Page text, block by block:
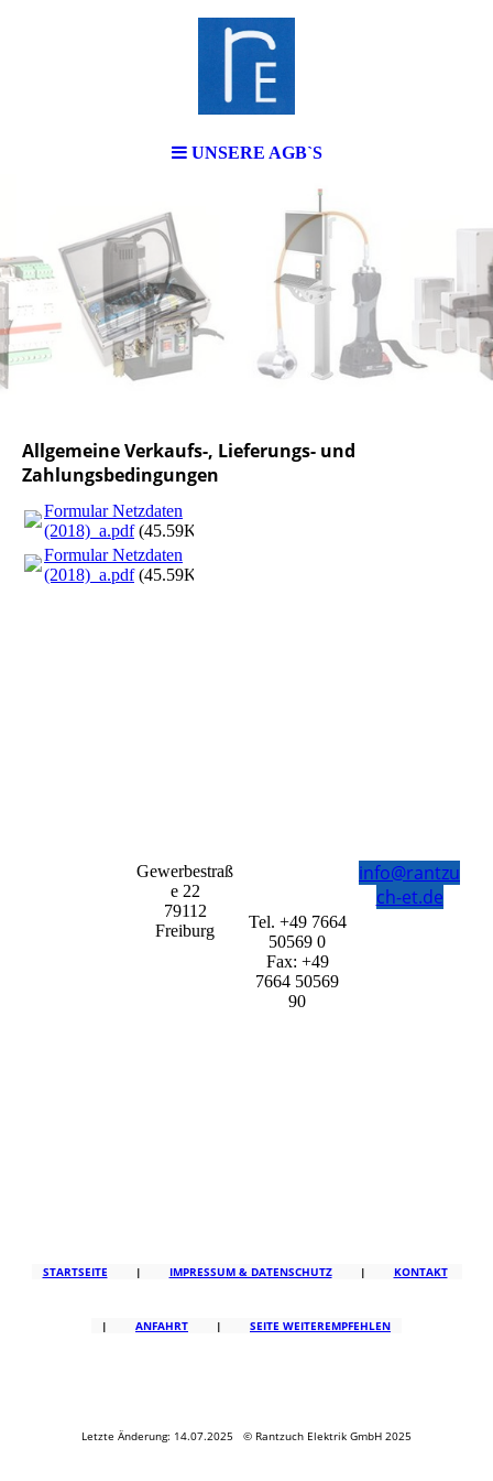
UNSERE AGB`S
Allgemeine Verkaufs-, Lieferungs- und
Zahlungsbedingungen
Formular Netzdaten
(2018)_a.pdf(45.59KB)
Formular Netzdaten
(2018)_a.pdf(45.59KB)
Gewerbestraß
e 22
79112
Freiburg
Tel. +49 7664
50569 0
Fax: +49
7664 50569
90
info@rantzu
ch-et.de
STARTSEITE | IMPRESSUM & DATENSCHUTZ | KONTAKT
| ANFAHRT | SEITE WEITEREMPFEHLEN
Letzte Änderung: 14.07.2025 © Rantzuch Elektrik GmbH 2025